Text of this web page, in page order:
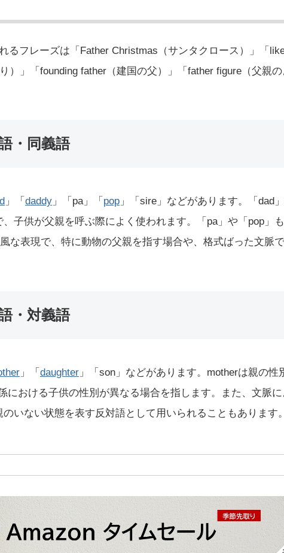
るフレーズは「Father Christmas（サンタクロース）」「
）」「founding father（建国の父）」「father figure（父親
・同義語
」「 daddy 」「pa」「 pop 」「sire」などがあります。「dad」
子供が父親を呼ぶ際によく使われます。「pa」や「pop」
な表現で、特に動物の父親を指す場合や、格式ばった文脈
・対義語
」「 daughter 」「son」などがあります。motherは親の性
における子供の性別が異なる場合を指します。また、文脈
のいない状態を表す反対語として用いられることもあります。